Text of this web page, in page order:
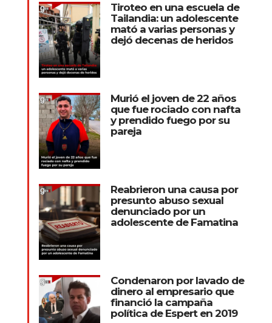
Tiroteo en una escuela de
Tailandia: un adolescente
mató a varias personas y
dejó decenas de heridos
Murió el joven de 22 años
que fue rociado con nafta
y prendido fuego por su
pareja
Reabrieron una causa por
presunto abuso sexual
denunciado por un
adolescente de Famatina
Condenaron por lavado de
dinero al empresario que
financió la campaña
política de Espert en 2019